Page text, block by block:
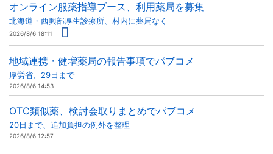
オンライン服薬指導ブース、利用薬局を募集
北海道・西興部厚生診療所、村内に薬局なく
2026/8/6 18:11
地域連携・健増薬局の報告事項でパブコメ
厚労省、29日まで
2026/8/6 14:53
OTC類似薬、検討会取りまとめでパブコメ
20日まで、追加負担の例外を整理
2026/8/6 12:57